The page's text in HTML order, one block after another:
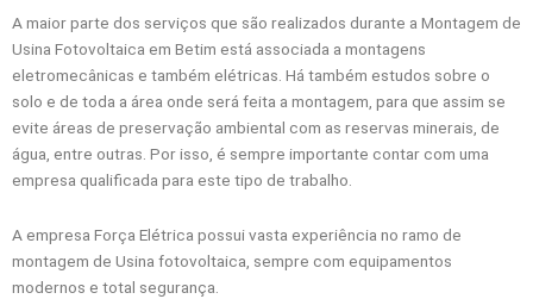
A maior parte dos serviços que são realizados durante a Montagem de
Usina Fotovoltaica em Betim está associada a montagens
eletromecânicas e também elétricas. Há também estudos sobre o
solo e de toda a área onde será feita a montagem, para que assim se
evite áreas de preservação ambiental com as reservas minerais, de
água, entre outras. Por isso, é sempre importante contar com uma
empresa qualificada para este tipo de trabalho.
A empresa Força Elétrica possui vasta experiência no ramo de
montagem de Usina fotovoltaica, sempre com equipamentos
modernos e total segurança.